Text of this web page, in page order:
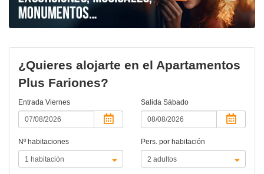
¿Quieres alojarte en el Apartamentos
Plus Fariones?
Entrada Viernes Salida Sábado
Nº habitaciones Pers. por habitación